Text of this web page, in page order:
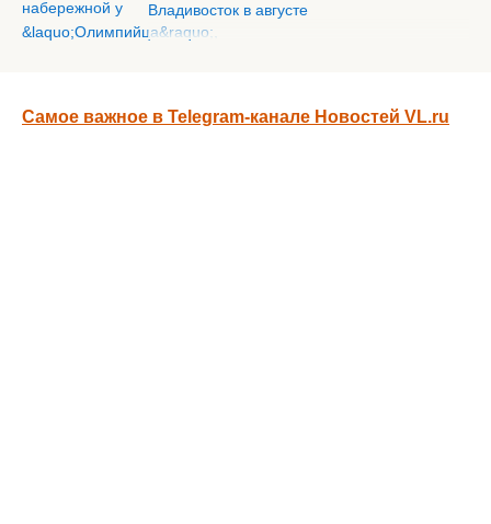
Владивосток в августе
Самое важное в Telegram-канале Новостей VL.ru